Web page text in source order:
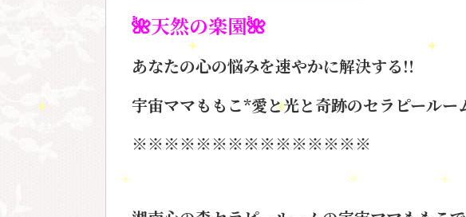
🌺天然の楽園🌺
あなたの心の悩みを速やかに解決する‼️
宇宙ママももこ*愛と光と奇跡のセラピールー
※※※※※※※※※※※※※※※